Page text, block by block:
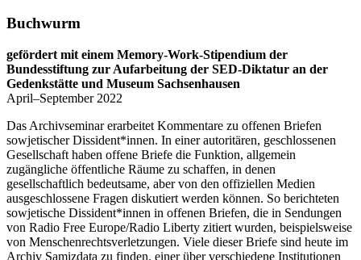
Buchwurm
gefördert mit einem Memory-Work-Stipendium der
Bundesstiftung zur Aufarbeitung der SED-Diktatur an der
Gedenkstätte und Museum Sachsenhausen
April–September 2022
Das Archivseminar erarbeitet Kommentare zu offenen Briefen
sowjetischer Dissident*innen. In einer autoritären, geschlossenen
Gesellschaft haben offene Briefe die Funktion, allgemein
zugängliche öffentliche Räume zu schaffen, in denen
gesellschaftlich bedeutsame, aber von den offiziellen Medien
ausgeschlossene Fragen diskutiert werden können. So berichteten
sowjetische Dissident*innen in offenen Briefen, die in Sendungen
von Radio Free Europe/Radio Liberty zitiert wurden, beispielsweise
von Menschenrechtsverletzungen. Viele dieser Briefe sind heute im
Archiv Samizdata zu finden, einer über verschiedene Institutionen